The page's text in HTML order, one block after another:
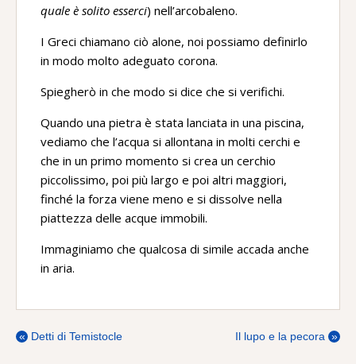
quale è solito esserci) nell’arcobaleno.
I Greci chiamano ciò alone, noi possiamo definirlo
in modo molto adeguato corona.
Spiegherò in che modo si dice che si verifichi.
Quando una pietra è stata lanciata in una piscina,
vediamo che l’acqua si allontana in molti cerchi e
che in un primo momento si crea un cerchio
piccolissimo, poi più largo e poi altri maggiori,
finché la forza viene meno e si dissolve nella
piattezza delle acque immobili.
Immaginiamo che qualcosa di simile accada anche
in aria.
« Detti di Temistocle Il lupo e la pecora »